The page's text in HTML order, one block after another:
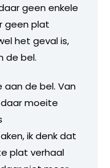
geen enkele
geen plat
het geval is,
de bel.
aan de bel. Van
moeite
ik denk dat
plat verhaal